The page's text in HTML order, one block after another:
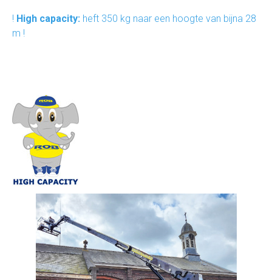
! High capacity: heft 350 kg naar een hoogte van bijna 28
m !